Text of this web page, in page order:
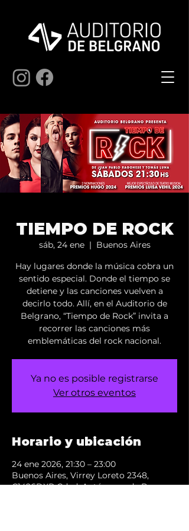
TIEMPO DE ROCK
sáb, 24 ene
  |
Buenos Aires
Hay lugares donde la música cobra un
sentido especial. Donde el tiempo se
detiene y las canciones vuelven a
decirlo todo. Allí, en el Auditorio de
Belgrano, “Tiempo de Rock” invita a
recorrer las canciones más
emblemáticas del rock nacional.
Ya no es posible registrarse
Ver otros eventos
Horario y ubicación
24 ene 2026, 21:30 – 23:00
Buenos Aires, Virrey Loreto 2348,
C1426DXR Cdad. Autónoma de Buenos